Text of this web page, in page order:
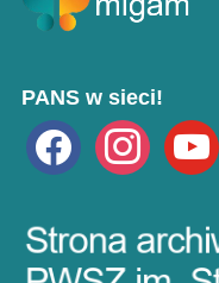
PANS w sieci!
facebook instagramyoutube